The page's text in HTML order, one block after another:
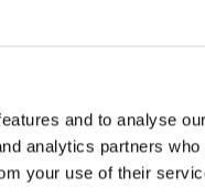
and to analyse
analytics partners
your use of their
Office of the
Pay (S2P)
(O2C)
electrónica y